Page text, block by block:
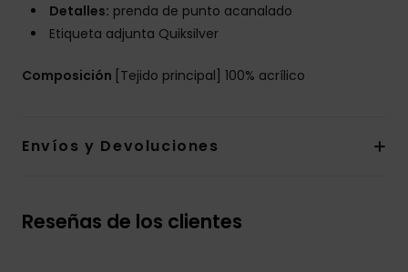
Detalles: prenda de punto acanalado
Etiqueta adjunta Quiksilver
Composición [Tejido principal] 100% acrílico
Envíos y Devoluciones
Reseñas de los clientes